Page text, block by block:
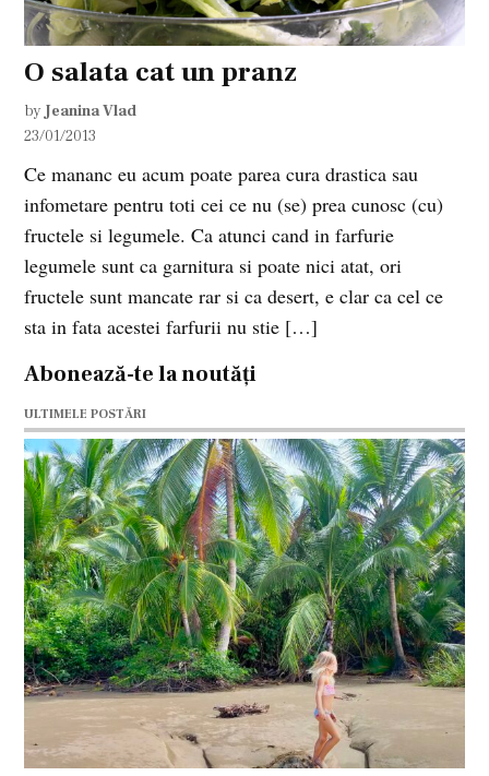
O salata cat un pranz
by Jeanina Vlad
23/01/2013
Ce mananc eu acum poate parea cura drastica sau
infometare pentru toti cei ce nu (se) prea cunosc (cu)
fructele si legumele. Ca atunci cand in farfurie
legumele sunt ca garnitura si poate nici atat, ori
fructele sunt mancate rar si ca desert, e clar ca cel ce
sta in fata acestei farfurii nu stie […]
Abonează-te la noutăți
ULTIMELE POSTĂRI